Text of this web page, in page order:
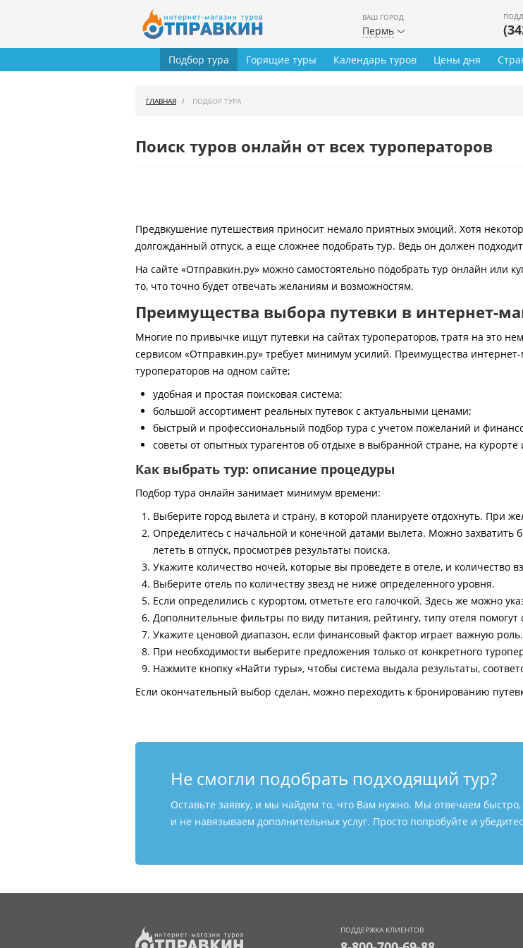
ВАШ ГОРОД
Пермь
Подбор тура Горящие туры Календарь туров Цены дня
ГЛАВНАЯ ПОДБОР ТУРА
Поиск туров онлайн от всех туроператоров
Предвкушение путешествия приносит немало приятных эмоций. Хотя
долгожданный отпуск, а еще сложнее подобрать тур. Ведь он должен
На сайте «Отправкин.ру» можно самостоятельно подобрать тур онлайн или
то, что точно будет отвечать желаниям и возможностям.
Преимущества выбора путевки в интернет-
Многие по привычке ищут путевки на сайтах туроператоров, тратя на это
сервисом «Отправкин.ру» требует минимум усилий. Преимущества
туроператоров на одном сайте;
удобная и простая поисковая система;
большой ассортимент реальных путевок с актуальными ценами;
быстрый и профессиональный подбор тура с учетом пожеланий и
советы от опытных турагентов об отдыхе в выбранной стране, на курорте
Как выбрать тур: описание процедуры
Подбор тура онлайн занимает минимум времени:
Выберите город вылета и страну, в которой планируете отдохнуть. При
Определитесь с начальной и конечной датами вылета. Можно захватить
лететь в отпуск, просмотрев результаты поиска.
Укажите количество ночей, которые вы проведете в отеле, и количество
Выберите отель по количеству звезд не ниже определенного уровня.
Если определились с курортом, отметьте его галочкой. Здесь же можно
Дополнительные фильтры по виду питания, рейтингу, типу отеля помогут
Укажите ценовой диапазон, если финансовый фактор играет важную роль.
При необходимости выберите предложения только от конкретного
Нажмите кнопку «Найти туры», чтобы система выдала результаты,
Если окончательный выбор сделан, можно переходить к бронированию
Не смогли подобрать подходящий тур?
Оставьте заявку, и мы найдем то, что Вам нужно. Мы отвечаем
и не навязываем дополнительных услуг. Просто попробуйте и
ПОДДЕРЖКА КЛИЕНТОВ